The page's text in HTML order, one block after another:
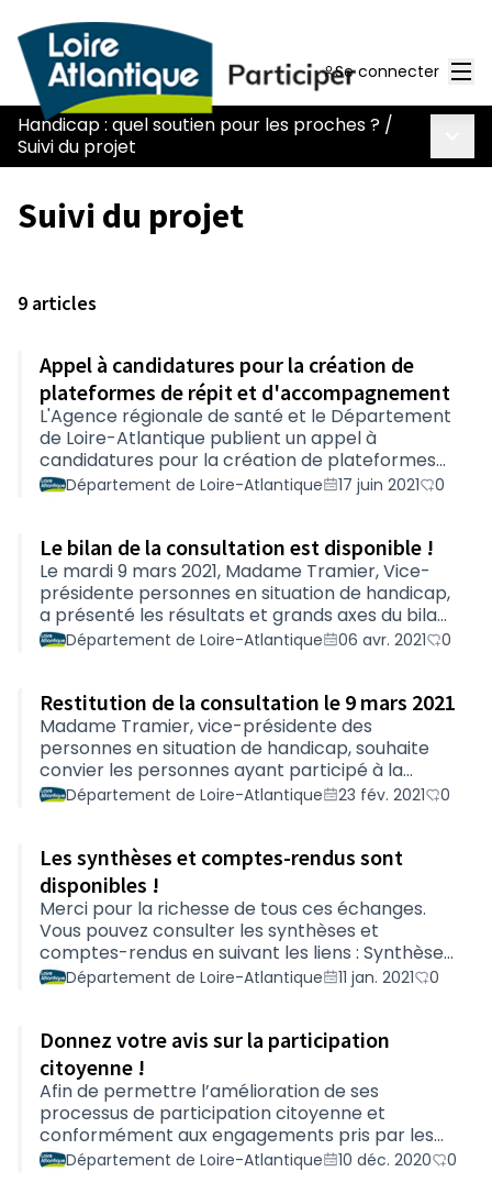
Se connecter
Handicap : quel soutien pour les proches ? /
Suivi du projet
Suivi du projet
9 articles
Appel à candidatures pour la création de
plateformes de répit et d'accompagnement
L'Agence régionale de santé et le Département
de Loire-Atlantique publient un appel à
candidatures pour la création de plateformes
de répit et d'accompagnement pour les
destination des aidantes et aidantsCet appel à
candidatures a été lancé pour répondre à
l'évolution des besoins des personnes en
situation de handicap et de leurs aidants et
aidantes. Son objectif est de développer et
diversifier l'off…
Département de Loire-Atlantique 17 juin 2021 0
Le bilan de la consultation est disponible !
Le mardi 9 mars 2021, Madame Tramier, Vice-
présidente personnes en situation de handicap,
a présenté les résultats et grands axes du bilan
de la consultation aux participant·e·s : aidant·e·s
l'importance de la place des aidant·e·s.Merci à
toutes et tous pour votre
participation.Retrouvez le bilan de la
consultation (PDF - 1,11 Mo)
Département de Loire-Atlantique 06 avr. 2021 0
Restitution de la consultation le 9 mars 2021
Madame Tramier, vice-présidente des
personnes en situation de handicap, souhaite
convier les personnes ayant participé à la
démarche de consultation concernant la
de restitution et d’échanges qui se déroulera en
visioconférence : Le mardi 9 mars 2021 De 18h00
à 19h30 Si vous souhaitez assister à cette
réunion, nous vous remercions de confirmer
votre inscription avant le 4 mars 2021 en
envoyant un mail à …
Département de Loire-Atlantique 23 fév. 2021 0
Les synthèses et comptes-rendus sont
disponibles !
Merci pour la richesse de tous ces échanges.
Vous pouvez consulter les synthèses et
comptes-rendus en suivant les liens : Synthèse
des contributions en ligne (PDF - 1,48 Mo)
l'atelier de Nantes (PDF - 1,42 Mo) Compte-
rendu de l'atelier de Châteaubriant (PDF - 1,29
Mo) Compte-rendu de l'atelier de Saint-Nazaire
(PDF - 1,24 Mo) Synthèse des entretiens
exploratoires (PDF - 970 Ko) Ces contributions
feront l'objet d'une synthè…
Département de Loire-Atlantique 11 jan. 2021 0
Donnez votre avis sur la participation
citoyenne !
Afin de permettre l’amélioration de ses
processus de participation citoyenne et
conformément aux engagements pris par les
élu.e.s, le Département procède à une
Département de Loire-Atlantique 10 déc. 2020 0